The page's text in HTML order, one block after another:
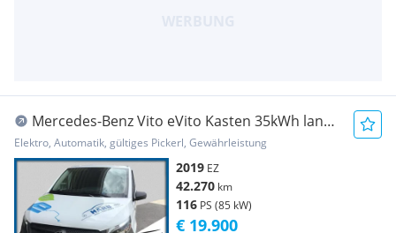
Mercedes-Benz Vito eVito Kasten 35kWh lang
Transporter / Kastenwagen
Elektro, Automatik, gültiges Pickerl, Gewährleistung
2019 EZ
42.270 km
116 PS (85 kW)
€ 19.900